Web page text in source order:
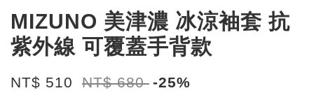
MIZUNO 美津濃 冰涼袖套 抗
紫外線 可覆蓋手背款
NT$ 510 NT$ 680 -25%